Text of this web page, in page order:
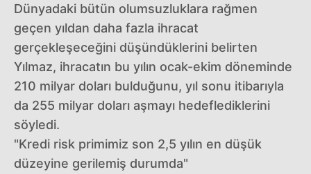
Dünyadaki bütün olumsuzluklara rağmen
geçen yıldan daha fazla ihracat
gerçekleşeceğini düşündüklerini belirten
Yılmaz, ihracatın bu yılın ocak-ekim döneminde
210 milyar doları bulduğunu, yıl sonu itibarıyla
da 255 milyar doları aşmayı hedeflediklerini
söyledi.
"Kredi risk primimiz son 2,5 yılın en düşük
düzeyine gerilemiş durumda"